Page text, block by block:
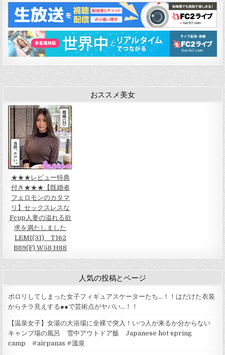
ゲ
ー
シ
ョ
ン
おススメ美女
★★★レビュー特典
付き★★★【既婚者
フェロモンのカタマ
リ】セックスレスな
Fcup人妻の溢れる欲
求を満たしました
LEMI(31) T162
B89(F) W58 H88
人気の投稿とページ
ポロリしてしまった女子フィギュアスケーターたち…！！はだけた衣装
からチラ見えする●●で芸術点がヤバい…！！
【温泉女子】女湯の大浴場に全裸で突入！いつ人が来るか分からない
キャンプ場の風呂 雪中アウトドア飯 Japanese hot spring
camp #airpanas #溫泉